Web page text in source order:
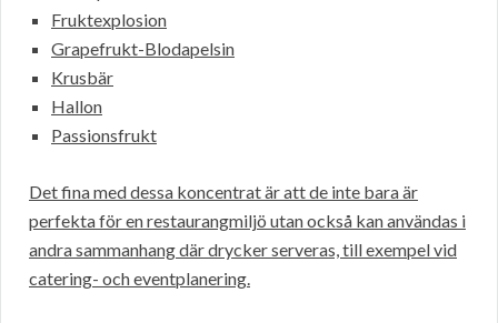
Fruktexplosion
Grapefrukt-Blodapelsin
Krusbär
Hallon
Passionsfrukt
Det fina med dessa koncentrat är att de inte bara är
perfekta för en restaurangmiljö utan också kan användas i
andra sammanhang där drycker serveras, till exempel vid
catering- och eventplanering.